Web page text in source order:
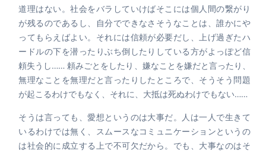
道理はない。社会をバラしていけばそこには個人間の繋がり
が残るのであるし、自分でできなさそうなことは、誰かにや
ってもらえばよい。それには信頼が必要だし、上げ過ぎたハ
ードルの下を潜ったりぶち倒したりしている方がよっぽど信
頼失うし…… 頼みごとをしたり、嫌なことを嫌だと言ったり、
無理なことを無理だと言ったりしたところで、そうそう問題
が起こるわけでもなく、それに、大抵は死ぬわけでもない……
そうは言っても、愛想というのは大事だ。人は一人で生きて
いるわけでは無く、スムースなコミュニケーションというの
は社会的に成立する上で不可欠だから。でも、大事なのはそ